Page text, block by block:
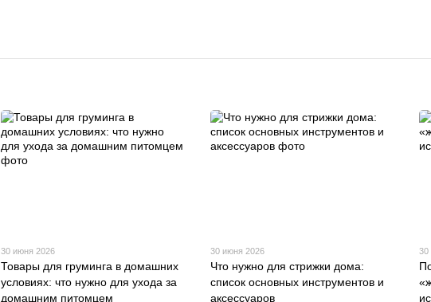
30 июня 2026
Товары для груминга в домашних
условиях: что нужно для ухода за
домашним питомцем
30 июня 2026
Что нужно для стрижки дома:
список основных инструментов и
аксессуаров
30